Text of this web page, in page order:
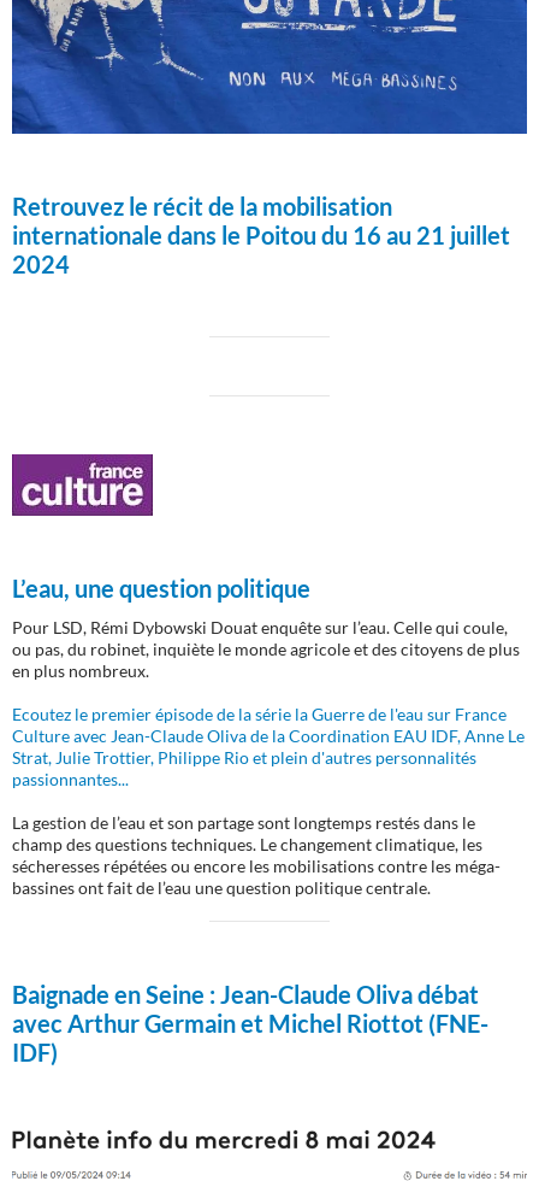
Retrouvez le récit de la mobilisation
internationale dans le Poitou du 16 au 21 juillet
2024
L’eau, une question politique
Pour LSD, Rémi Dybowski Douat enquête sur l’eau. Celle qui coule,
ou pas, du robinet, inquiète le monde agricole et des citoyens de plus
en plus nombreux.
Ecoutez le premier épisode de la série la Guerre de l'eau sur France
Culture avec Jean-Claude Oliva de la Coordination EAU IDF, Anne Le
Strat, Julie Trottier, Philippe Rio et plein d'autres personnalités
passionnantes...
La gestion de l’eau et son partage sont longtemps restés dans le
champ des questions techniques. Le changement climatique, les
sécheresses répétées ou encore les mobilisations contre les méga-
bassines ont fait de l’eau une question politique centrale.
Baignade en Seine :Jean-Claude Oliva débat
avec Arthur Germain et Michel Riottot (FNE-
IDF)